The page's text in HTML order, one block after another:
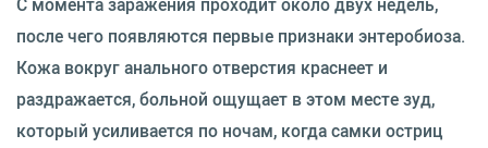
после чего появляются первые признаки энтеробиоза.
Кожа вокруг анального отверстия краснеет и
раздражается, больной ощущает в этом месте зуд,
который усиливается по ночам, когда самки остриц